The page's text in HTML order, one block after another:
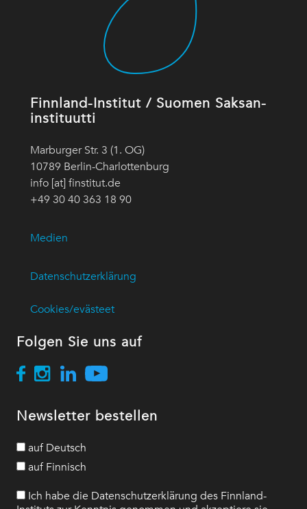
Finnland-Institut / Suomen Saksan-
instituutti
Marburger Str. 3 (1. OG)
10789 Berlin-Charlottenburg
info [at] finstitut.de
+49 30 40 363 18 90
Medien
Datenschutzerklärung
Cookies/evästeet
Folgen Sie uns auf
Newsletter bestellen
auf Deutsch
auf Finnisch
Ich habe die Datenschutzerklärung des Finnland-